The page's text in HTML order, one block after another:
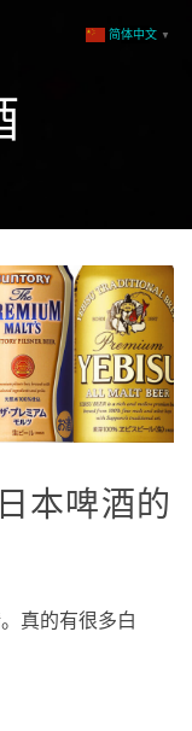
本啤酒的
真的有很多白
简体中文 ▼